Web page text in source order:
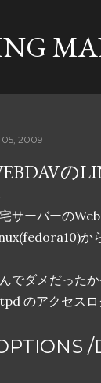
05, 2009
の
サーバーの
か
でダメだったか
のアクセスロ
/